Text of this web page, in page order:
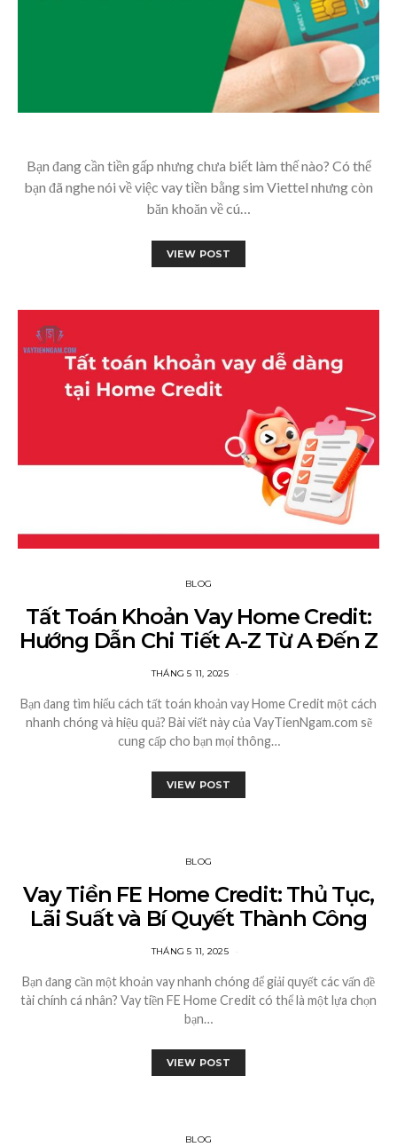
Bạn đang cần tiền gấp nhưng chưa biết làm thế nào? Có thể
bạn đã nghe nói về việc vay tiền bằng sim Viettel nhưng còn
băn khoăn về cú…
VIEW POST
BLOG
Tất Toán Khoản Vay Home Credit:
Hướng Dẫn Chi Tiết A-Z Từ A Đến Z
THÁNG 5 11, 2025
Bạn đang tìm hiểu cách tất toán khoản vay Home Credit một cách
nhanh chóng và hiệu quả? Bài viết này của VayTienNgam.com sẽ
cung cấp cho bạn mọi thông…
VIEW POST
BLOG
Vay Tiền FE Home Credit: Thủ Tục,
Lãi Suất và Bí Quyết Thành Công
THÁNG 5 11, 2025
Bạn đang cần một khoản vay nhanh chóng để giải quyết các vấn đề
tài chính cá nhân? Vay tiền FE Home Credit có thể là một lựa chọn
bạn…
VIEW POST
BLOG